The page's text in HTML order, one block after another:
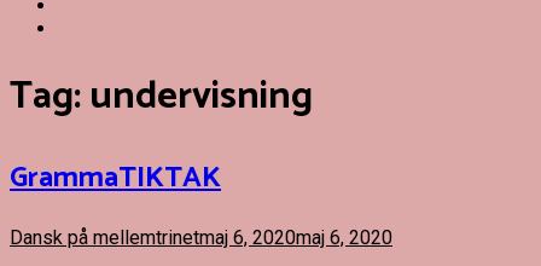
Tag:undervisning
GrammaTIKTAK
Dansk på mellemtrinetmaj 6, 2020maj 6, 2020